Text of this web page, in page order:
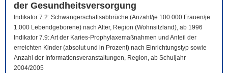
der Gesundheitsversorgung
Indikator 7.2: Schwangerschaftsabbrüche (Anzahl/je 100.000 Frauen/je
1.000 Lebendgeborene) nach Alter, Region (Wohnsitzland), ab 1996
Indikator 7.9: Art der Karies-Prophylaxemaßnahmen und Anteil der
erreichten Kinder (absolut und in Prozent) nach Einrichtungstyp sowie
Anzahl der Informationsveranstaltungen, Region, ab Schuljahr
2004/2005